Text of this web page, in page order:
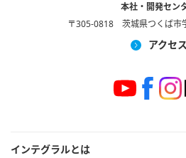
本社・開発セン
〒305-0818 茨城県つくば市
アクセス
インテグラルとは